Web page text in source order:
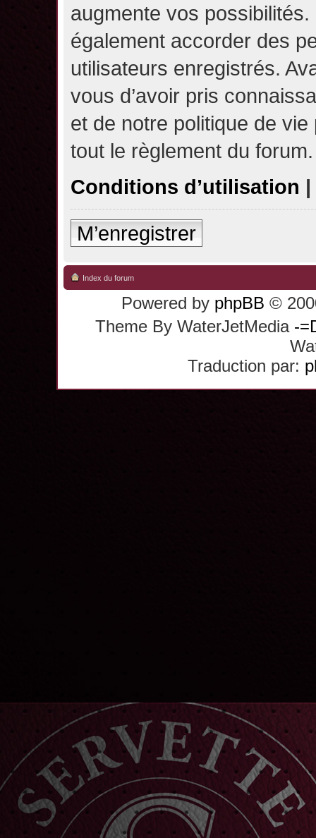
augmente vos possibilités.
également accorder des
utilisateurs enregistrés.
vous d’avoir pris
et de notre politique de
tout le règlement du forum.
Conditions d’utilisation |
M’enregistrer
Index du forum
Powered by phpBB ©
Theme By WaterJetMedia -
Traduction par: